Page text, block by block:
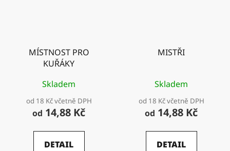
MÍSTNOST PRO
KUŘÁKY
Skladem
od 18 Kč včetně DPH
od 14,88 Kč
DETAIL
MISTŘI
Skladem
od 18 Kč včetně DPH
od 14,88 Kč
DETAIL